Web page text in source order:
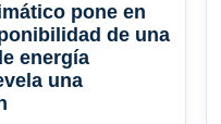
pone en
de una
energía
una